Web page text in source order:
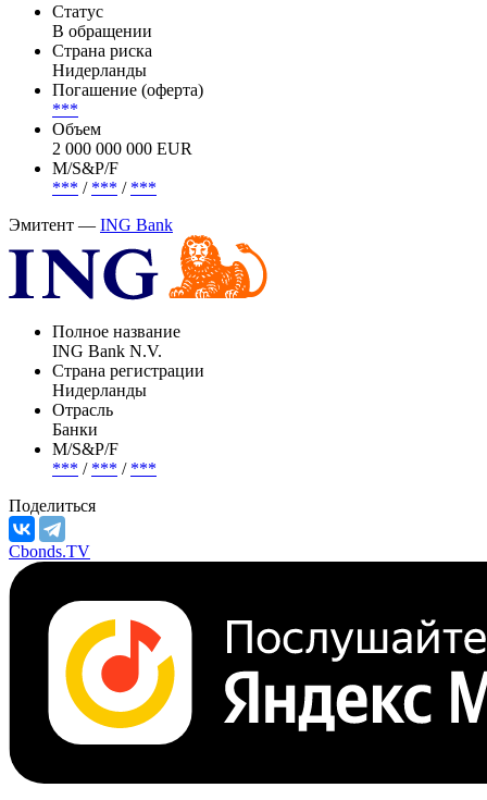
Статус
В обращении
Страна риска
Нидерланды
Погашение (оферта)
***
Объем
2 000 000 000 EUR
М/S&P/F
*** / *** / ***
Эмитент — ING Bank
Полное название
ING Bank N.V.
Страна регистрации
Нидерланды
Отрасль
Банки
М/S&P/F
*** / *** / ***
Поделиться
Cbonds.TV